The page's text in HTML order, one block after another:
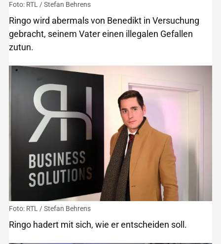
Foto: RTL / Stefan Behrens
Ringo wird abermals von Benedikt in Versuchung
gebracht, seinem Vater einen illegalen Gefallen
zutun.
Foto: RTL / Stefan Behrens
Ringo hadert mit sich, wie er entscheiden soll.